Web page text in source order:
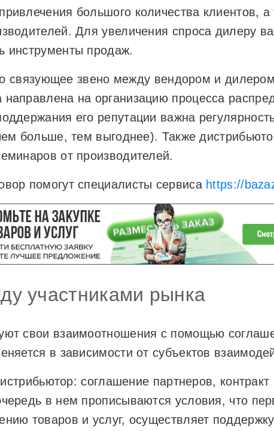
большого количества клиентов, а
Для увеличения спроса дилеру
инструменты продаж.
звено между вендором и
направлена на организацию процесса
его репутации важна
больше, тем выгоднее). Также
от производителей.
помогут специалисты сервиса https://
участниками рынка
свои взаимоотношения с помощью
в зависимости от субъектов
соглашение партнеров, контракт
в нем прописываются условия, что
товаров и услуг, осуществляет